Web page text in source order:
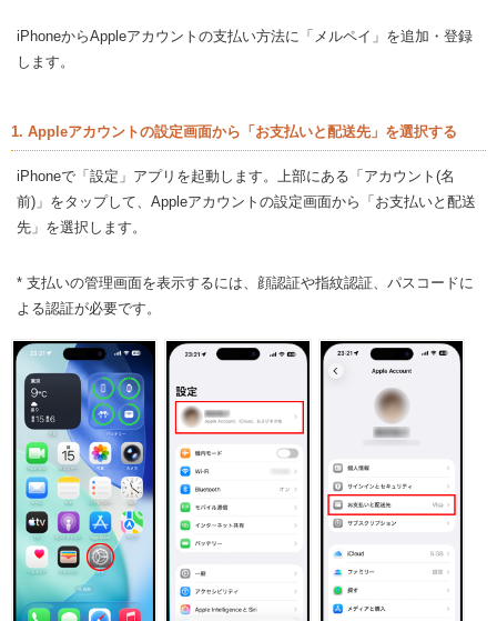
iPhoneからAppleアカウントの支払い方法に「メルペイ」を追加・登録
します。
1. Appleアカウントの設定画面から「お支払いと配送先」を選択する
iPhoneで「設定」アプリを起動します。上部にある「アカウント(名
前)」をタップして、Appleアカウントの設定画面から「お支払いと配送
先」を選択します。
* 支払いの管理画面を表示するには、顔認証や指紋認証、パスコードに
よる認証が必要です。